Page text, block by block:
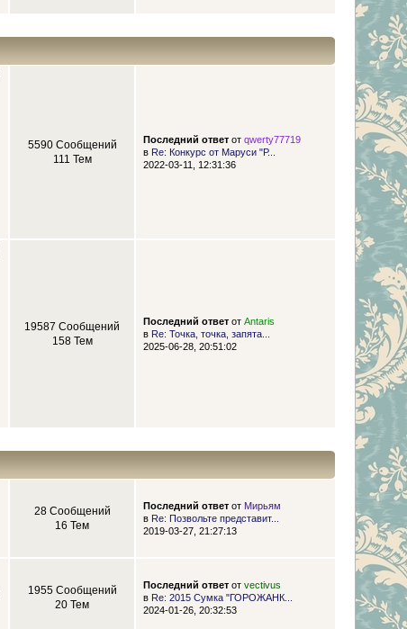
5590 Сообщений
111 Тем
Последний ответот qwerty77719
в Re: Конкурс от Маруси "Р...
2022-03-11, 12:31:36
19587 Сообщений
158 Тем
Последний ответот Antaris
в Re: Точка, точка, запята...
2025-06-28, 20:51:02
28 Сообщений
16 Тем
Последний ответот Мирьям
в Re: Позвольте представит...
2019-03-27, 21:27:13
1955 Сообщений
20 Тем
Последний ответот vectivus
в Re: 2015 Сумка "ГОРОЖАНК...
2024-01-26, 20:32:53